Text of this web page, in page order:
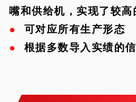
嘴和供给机，实现了较高
● 可对应所有生产形态
● 根据多数导入实绩的